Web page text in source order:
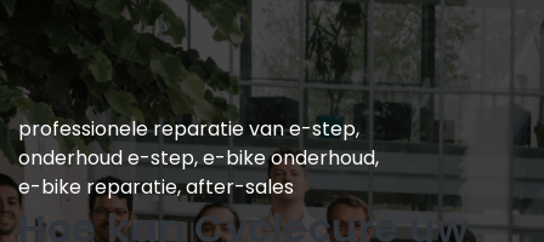
professionele reparatie van e-step,
onderhoud e-step,e-bike onderhoud,
e-bike reparatie,after-sales
Hoe kan Cyclecure uw